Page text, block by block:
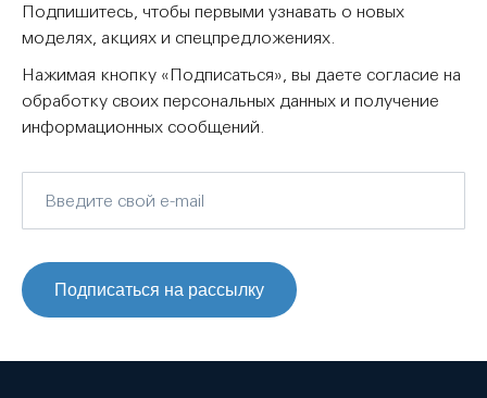
Подпишитесь, чтобы первыми узнавать о новых
моделях, акциях и спецпредложениях.
Нажимая кнопку «Подписаться», вы даете согласие на
обработку своих персональных данных и получение
информационных сообщений.
Подписаться на рассылку